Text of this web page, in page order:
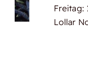
Freitag:
Lollar